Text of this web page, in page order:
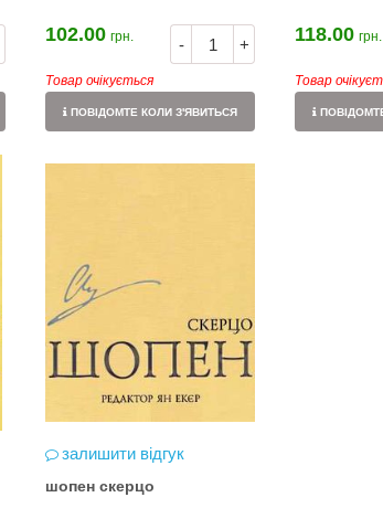
- +
102.00 грн.
Товар очікується
ПОВІДОМТЕ КОЛИ З'ЯВИТЬСЯ
118.00 грн.
Товар
залишити відгук
шопен скерцо